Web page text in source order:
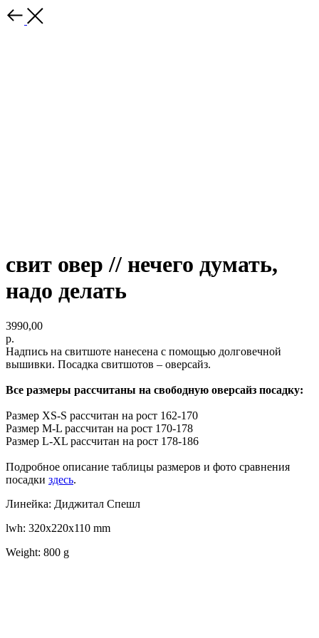
свит овер // нечего думать,
надо делать
3990,00
р.
Надпись на свитшоте нанесена с помощью долговечной
вышивки. Посадка свитшотов – оверсайз.
Все размеры рассчитаны на свободную оверсайз посадку:
Размер XS-S рассчитан на рост 162-170
Размер M-L рассчитан на рост 170-178
Размер L-XL рассчитан на рост 178-186
Подробное описание таблицы размеров и фото сравнения
посадки здесь.
Линейка: Диджитал Спешл
lwh: 320x220x110 mm
Weight: 800 g